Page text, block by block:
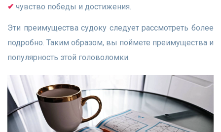
чувство победы и достижения.
Эти преимущества судоку следует рассмотреть более
подробно. Таким образом, вы поймете преимущества и
популярность этой головоломки.